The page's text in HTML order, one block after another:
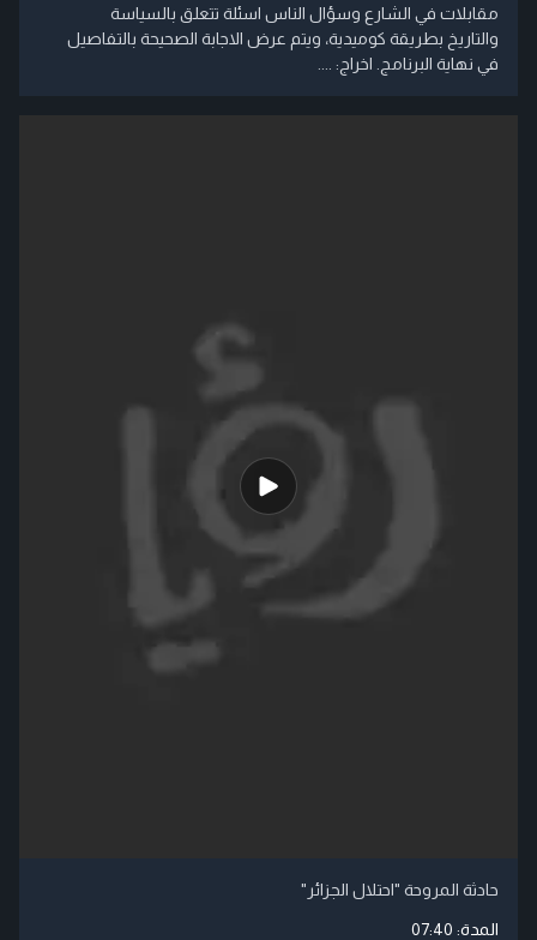
مقابلات في الشارع وسؤال الناس اسئلة تتعلق بالسياسة
والتاريخ بطريقة كوميدية، ويتم عرض الاجابة الصحيحة بالتفاصيل
في نهاية البرنامج. اخراج: ....
حادثة المروحة "احتلال الجزائر"
المدة: 07:40